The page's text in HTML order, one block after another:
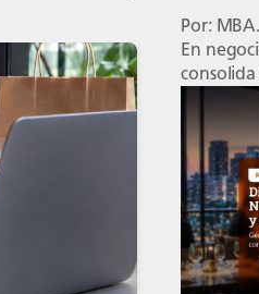
Por:
En
capaz
La
ventas